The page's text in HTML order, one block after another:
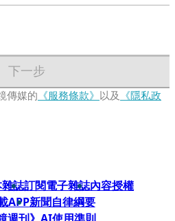
下一步
傳媒的 《服務條款》 以及 《隱私政
誌訂閱電子雜誌內容授權
APP新聞自律綱要